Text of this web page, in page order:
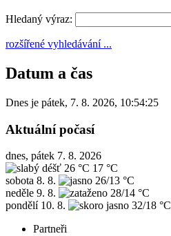
Hledaný výraz:
rozšířené vyhledávání ...
Datum a čas
Dnes je pátek, 7. 8. 2026, 10:54:25
Aktuální počasí
dnes, pátek 7. 8. 2026
26 °C 17 °C
sobota 8. 8.
26/13 °C
neděle 9. 8.
28/14 °C
pondělí 10. 8.
32/18 °C
Partneři